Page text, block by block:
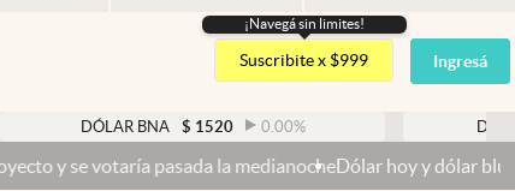
Argentina
España
USA
Colombia
¡Navegá sin limites!
Suscribite x $999 Ingresá
DÓLAR BNA $ 1520 0.00% DÓLAR BLUE
pasada la medianocheDólar hoy y dólar blue hoy: cuál es la